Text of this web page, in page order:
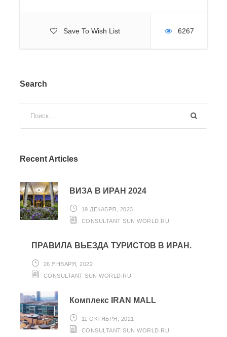
Save To Wish List 6267
Search
Recent Articles
ВИЗА В ИРАН 2024
19 ДЕКАБРЯ, 2023
CONSULTANT SUN WORLD.RU
ПРАВИЛА ВЬЕЗДА ТУРИСТОВ В ИРАН.
26 ЯНВАРЯ, 2022
CONSULTANT SUN WORLD.RU
Комплекс IRAN MALL
11 ОКТЯБРЯ, 2021
CONSULTANT SUN WORLD.RU